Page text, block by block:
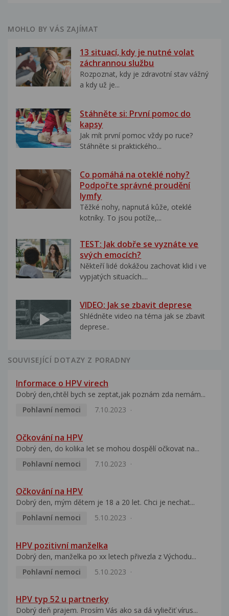
MOHLO BY VÁS ZAJÍMAT
13 situací, kdy je nutné volat
záchrannou službu
Rozpoznat, kdy je zdravotní stav vážný
a kdy už je...
Stáhněte si: První pomoc do
kapsy
Jak mít první pomoc vždy po ruce?
Stáhněte si praktického...
Co pomáhá na oteklé nohy?
Podpořte správné proudění
lymfy
Těžké nohy, napnutá kůže, oteklé
kotníky. To jsou potíže,...
TEST: Jak dobře se vyznáte ve
svých emocích?
Někteří lidé dokážou zachovat klid i ve
vypjatých situacích....
VIDEO: Jak se zbavit deprese
Shlédněte video na téma jak se zbavit
deprese..
SOUVISEJÍCÍ DOTAZY Z PORADNY
Informace o HPV virech
Dobrý den,chtěl bych se zeptat,jak poznám zda nemám...
Pohlavní nemoci
7.10.2023
Očkování na HPV
Dobrý den, do kolika let se mohou dospělí očkovat na...
Pohlavní nemoci
7.10.2023
Očkování na HPV
Dobrý den, mým dětem je 18 a 20 let. Chci je nechat...
Pohlavní nemoci
5.10.2023
HPV pozitivní manželka
Dobrý den, manželka po xx letech přivezla z Východu...
Pohlavní nemoci
5.10.2023
HPV typ 52 u partnerky
Dobrý deň prajem. Prosím Vás ako sa dá vyliečiť vírus...